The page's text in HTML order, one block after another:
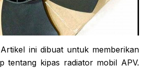
ini dibuat untuk memberikan
tentang kipas radiator mobil APV.